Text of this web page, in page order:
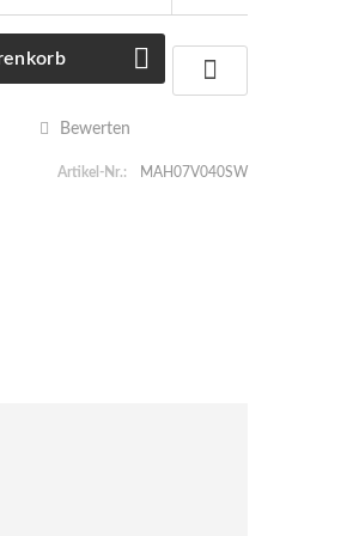
Bewerten
Artikel-Nr.: MAH07V040SW